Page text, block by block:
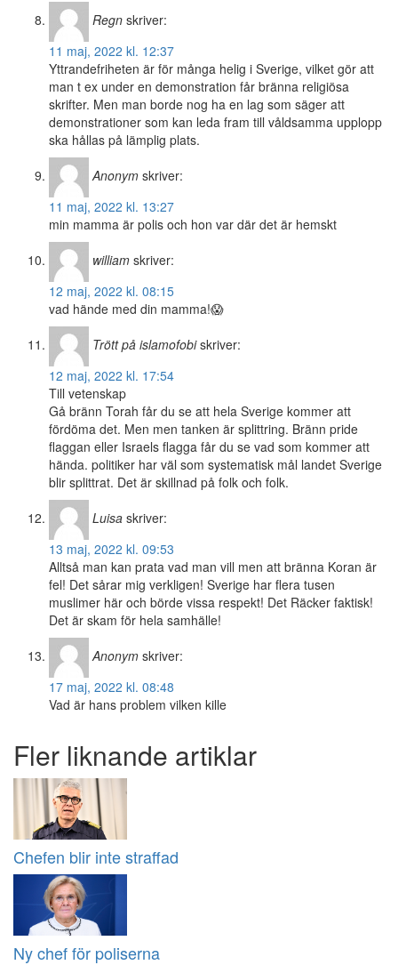
Regn skriver:
11 maj, 2022 kl. 12:37
Yttrandefriheten är för många helig i Sverige, vilket gör att
man t ex under en demonstration får bränna religiösa
skrifter. Men man borde nog ha en lag som säger att
demonstrationer som kan leda fram till våldsamma upplopp
ska hållas på lämplig plats.
Anonym skriver:
11 maj, 2022 kl. 13:27
min mamma är polis och hon var där det är hemskt
william skriver:
12 maj, 2022 kl. 08:15
vad hände med din mamma!😱
Trött på islamofobi skriver:
12 maj, 2022 kl. 17:54
Till vetenskap
Gå bränn Torah får du se att hela Sverige kommer att
fördöma det. Men men tanken är splittring. Bränn pride
flaggan eller Israels flagga får du se vad som kommer att
hända. politiker har väl som systematisk mål landet Sverige
blir splittrat. Det är skillnad på folk och folk.
Luisa skriver:
13 maj, 2022 kl. 09:53
Alltså man kan prata vad man vill men att bränna Koran är
fel! Det sårar mig verkligen! Sverige har flera tusen
muslimer här och börde vissa respekt! Det Räcker faktisk!
Det är skam för hela samhälle!
Anonym skriver:
17 maj, 2022 kl. 08:48
Vad är hans problem vilken kille
Fler liknande artiklar
Chefen blir inte straffad
Ny chef för poliserna